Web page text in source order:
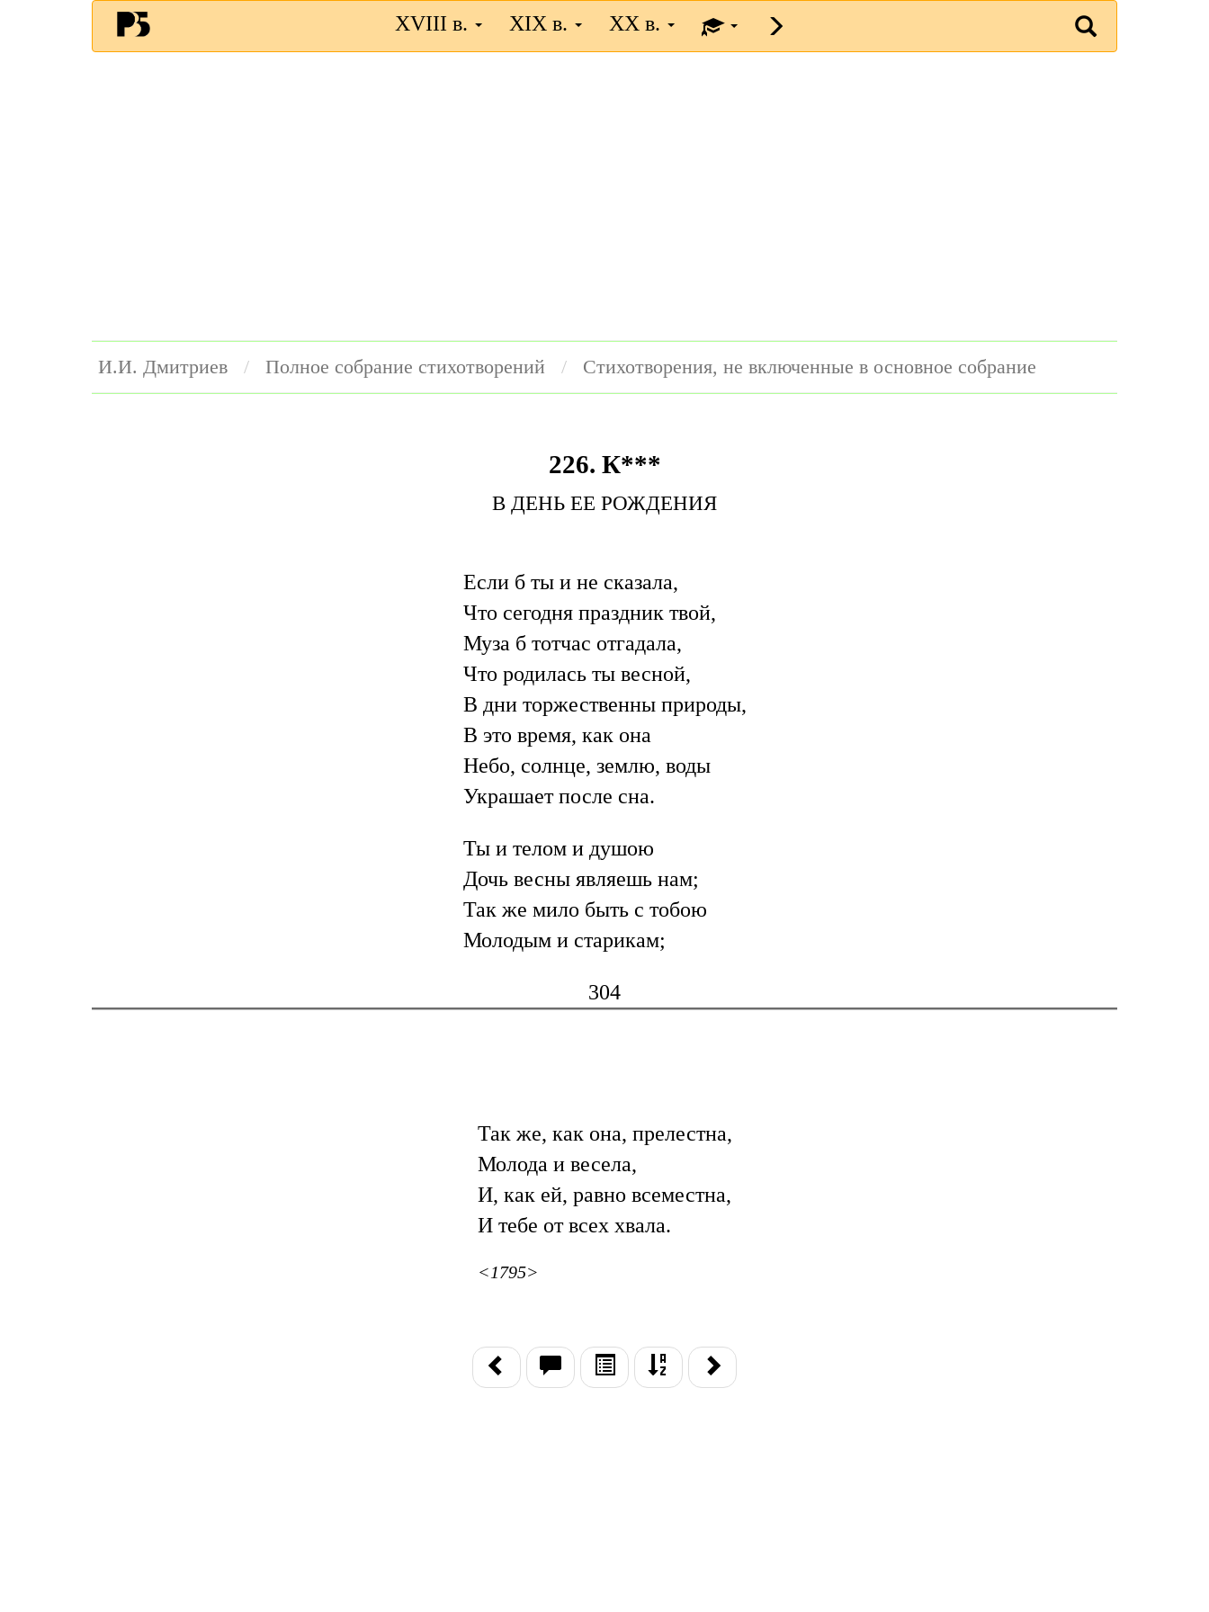
XVIII в. XIX в. XX в.
И.И. Дмитриев Полное собрание стихотворений Стихотворения, не включенные в основное собрание
226. К***
В ДЕНЬ ЕЕ РОЖДЕНИЯ
Если б ты и не сказала,
Что сегодня праздник твой,
Муза б тотчас отгадала,
Что родилась ты весной,
В дни торжественны природы,
В это время, как она
Небо, солнце, землю, воды
Украшает после сна.
Ты и телом и душою
Дочь весны являешь нам;
Так же мило быть с тобою
Молодым и старикам;
304
Так же, как она, прелестна,
Молода и весела,
И, как ей, равно всеместна,
И тебе от всех хвала.
<1795>